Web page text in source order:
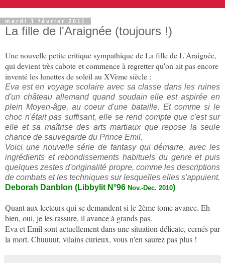
mardi 1 février 2011
La fille de l'Araignée (toujours !)
Une nouvelle petite critique sympathique de La fille de L'Araignée,
qui devient très cabote et commence à regretter qu'on ait pas encore
inventé les lunettes de soleil au XVème siècle :
Eva est en voyage scolaire avec sa classe dans les ruines
d'un château allemand quand soudain elle est aspirée en
plein Moyen-âge, au coeur d'une bataille. Et comme si le
choc n'était pas suffisant, elle se rend compte que c'est sur
elle et sa maîtrise des arts martiaux que repose la seule
chance de sauvegarde du Prince Emil.
Voici une nouvelle série de fantasy qui démarre, avec les
ingrédients et rebondissements habituels du genre et puis
quelques zestes d'originalité propre, comme les descriptions
de combats et les techniques sur lesquelles elles s'appuient.
Deborah Danblon (Libbylit N°96 Nov.-Dec. 2010)
Quant aux lecteurs qui se demandent si le 2ème tome avance. Eh
bien, oui, je les rassure, il avance à grands pas.
Eva et Emil sont actuellement dans une situation délicate, cernés par
la mort. Chuuuut, vilains curieux, vous n'en saurez pas plus !